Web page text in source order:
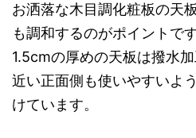
お洒落な木目調化粧板の天
も調和するのがポイントです
1.5cmの厚めの天板は撥水
近い正面側も使いやすいよ
けています。